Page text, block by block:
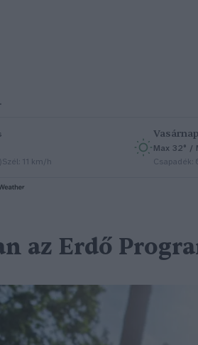
Szél: 11 km/h
Vasárnap
Max 32° /
Csapadék:
az Erdő